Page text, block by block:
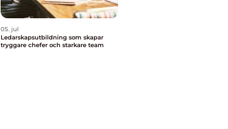
05. jul
Ledarskapsutbildning som skapar
tryggare chefer och starkare team